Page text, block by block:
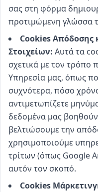
σας στη φόρμα
προτιμώμενη γλώσσα
Cookies Απόδοσης
Στοιχείων: Αυτά τα
σχετικά με τον τρόπο
Υπηρεσία μας, όπως
συχνότερα, πόσο
αντιμετωπίζετε
δεδομένα μας
βελτιώσουμε την
χρησιμοποιούμε
τρίτων (όπως Google
αυτόν τον σκοπό.
Cookies